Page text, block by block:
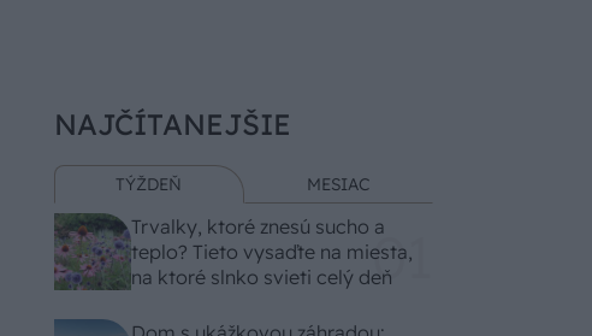
NAJČÍTANEJŠIE
TÝŽDEŇ MESIAC
Trvalky, ktoré znesú sucho a
teplo? Tieto vysaďte na miesta,
na ktoré slnko svieti celý deň